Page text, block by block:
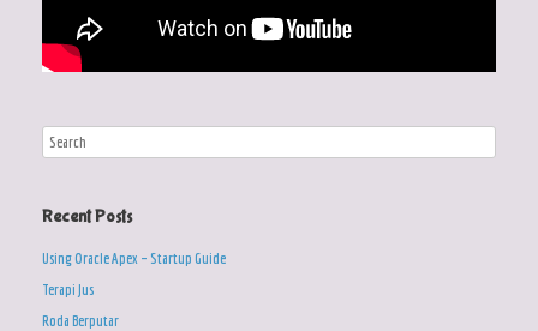
Recent Posts
Using Oracle Apex – Startup Guide
Terapi Jus
Roda Berputar